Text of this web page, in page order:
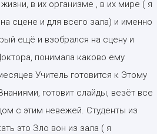
в их организме , в их мире ( я
сцене и для всего зала) и именно
ещё и взобрался на сцену и
понимала каково ему
Учитель готовится к Этому
готовит слайды, везёт все
с этим невежей. Студенты из
это Зло вон из зала ( я